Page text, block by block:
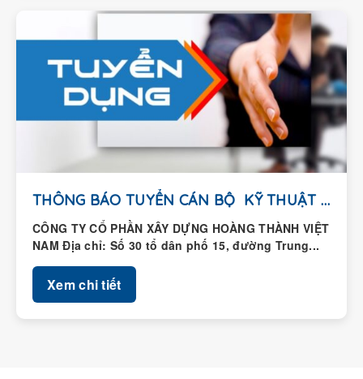
THÔNG BÁO TUYỂN CÁN BỘ KỸ THUẬT HIỆN...
CÔNG TY CỔ PHẦN XÂY DỰNG HOÀNG THÀNH VIỆT
NAM Địa chỉ: Số 30 tổ dân phố 15, đường Trung...
Xem chi tiết